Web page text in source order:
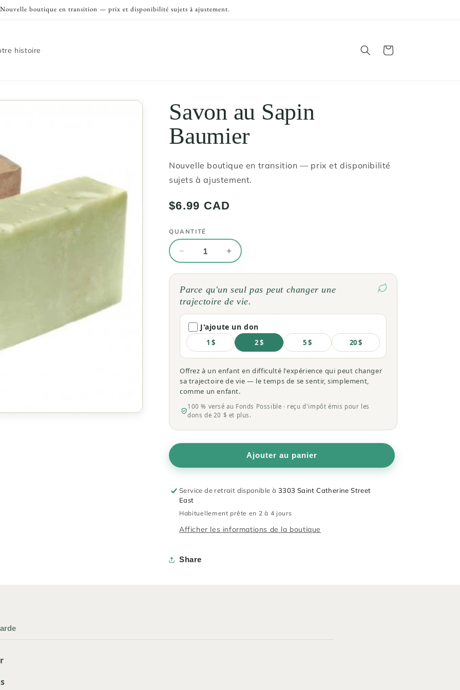
Nouvelle boutique en transition — prix et disponibilité sujets à ajustement.
histoire Panier
Savon au Sapin
Baumier
Nouvelle boutique en transition — prix et disponibilité
sujets à ajustement.
Prix
$6.99 CAD
Quantité
QUANTITÉ
Réduire
la
quantité
de
Savon
au
Sapin
Baumier
Augmenter
la
quantité
de
Savon
Baumier
Parce qu'un seul pas peut changer une
trajectoire de vie.
J'ajoute un don
1 $ 2 $ 5 $ 20 $
Offrez à un enfant en difficulté l'expérience qui peut changer
sa trajectoire de vie — le temps de se sentir, simplement,
comme un enfant.
100 % versé au Fonds Possible · reçu d'impôt émis pour les
dons de 20 $ et plus.
Ajouter au panier
Service de retrait disponible à 3303 Saint Catherine Street
East
Habituellement prête en 2 à 4 jours
Afficher les informations de la boutique
Share